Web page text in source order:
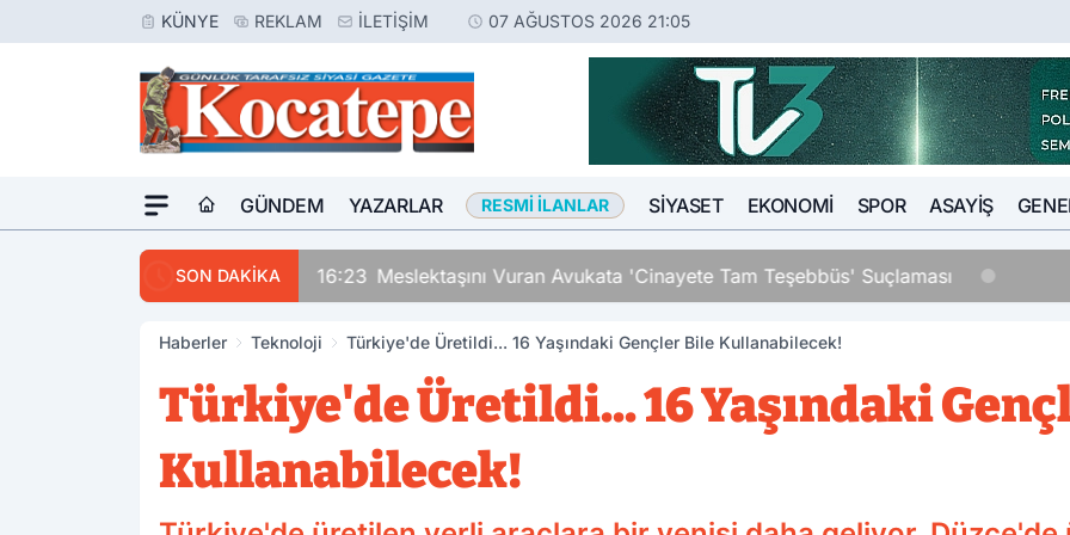
KÜNYE REKLAM İLETIŞIM 07 AĞUSTOS 2026 21:05
GÜNDEM YAZARLAR RESMI İLANLAR SIYASET EKONOMI SPOR ASAYIŞ
SON DAKİKA 16:23 Meslektaşını Vuran Avukata 'Cinayete Tam Teşebbüs' Suçlaması
Haberler Teknoloji Türkiye'de Üretildi... 16 Yaşındaki Gençler Bile Kullanabilecek!
Türkiye'de Üretildi... 16 Yaşındaki
Kullanabilecek!